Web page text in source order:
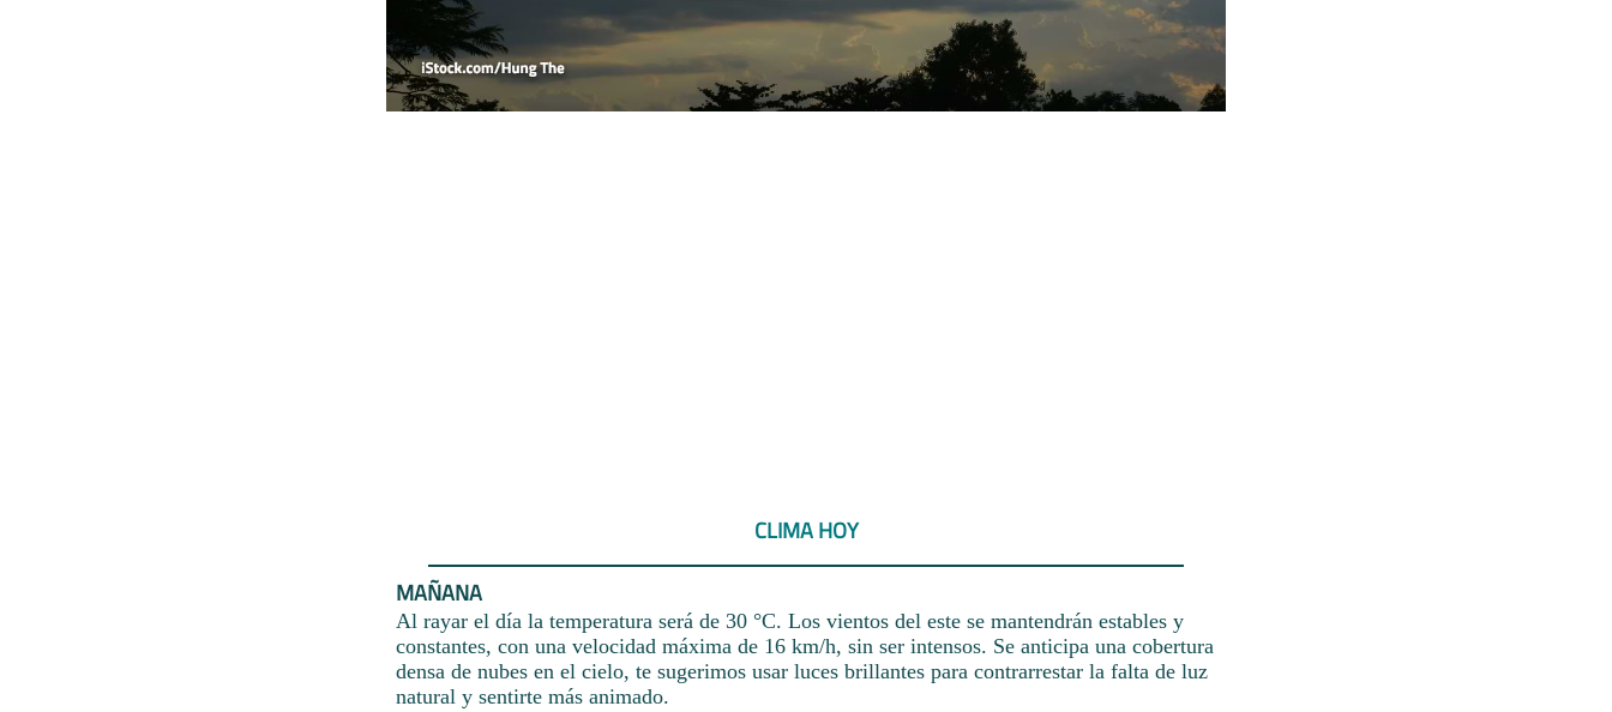
CLIMA HOY
MAÑANA
Al rayar el día la temperatura será de 30 °C. Los vientos del este se mantendrán estables y
constantes, con una velocidad máxima de 16 km/h, sin ser intensos. Se anticipa una cobertura
densa de nubes en el cielo, te sugerimos usar luces brillantes para contrarrestar la falta de luz
natural y sentirte más animado.